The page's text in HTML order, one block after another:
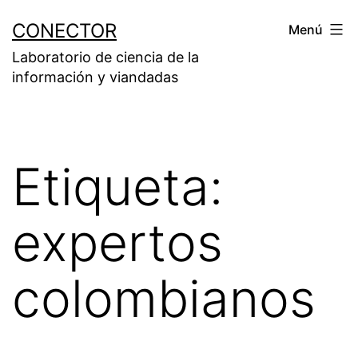
contenido
CONECTOR
Laboratorio de ciencia de la
información y viandadas
Menú
Etiqueta:
expertos
colombianos